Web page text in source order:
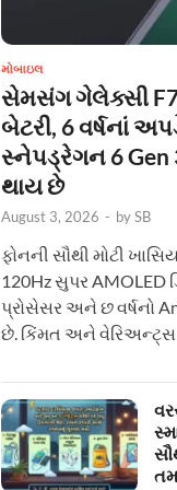
મોબાઇલ
સેમસંગ ગેલેક્સી
બેટરી, 6 વર્ષનાં
સ્નેપડ્રેગન 6
થાય છે
August 3, 2026 - bySB
ફોનની સૌથી મોટી
120Hz સુપર AMOLED
પ્રોસેસર અને છ વર્ષનો
છે. કિંમત અને વેરિઅન્ટ્સ